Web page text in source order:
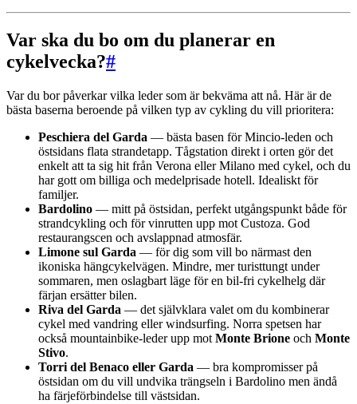
Var ska du bo om du planerar en
cykelvecka?#
Var du bor påverkar vilka leder som är bekväma att nå. Här är de
bästa baserna beroende på vilken typ av cykling du vill prioritera:
Peschiera del Garda — bästa basen för Mincio-leden och
östsidans flata strandetapp. Tågstation direkt i orten gör det
enkelt att ta sig hit från Verona eller Milano med cykel, och du
har gott om billiga och medelprisade hotell. Idealiskt för
familjer.
Bardolino — mitt på östsidan, perfekt utgångspunkt både för
strandcykling och för vinrutten upp mot Custoza. God
restaurangscen och avslappnad atmosfär.
Limone sul Garda — för dig som vill bo närmast den
ikoniska hängcykelvägen. Mindre, mer turisttungt under
sommaren, men oslagbart läge för en bil-fri cykelhelg där
färjan ersätter bilen.
Riva del Garda — det självklara valet om du kombinerar
cykel med vandring eller windsurfing. Norra spetsen har
också mountainbike-leder upp mot Monte Brione och Monte
Stivo.
Torri del Benaco eller Garda — bra kompromisser på
östsidan om du vill undvika trängseln i Bardolino men ändå
ha färjeförbindelse till västsidan.